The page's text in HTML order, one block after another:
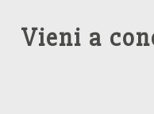
Vieni a